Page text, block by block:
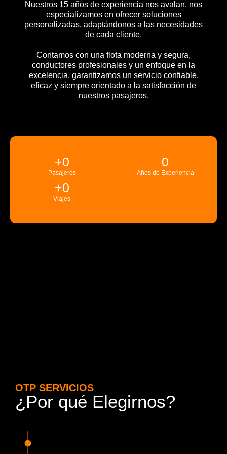
Nuestros 15 años de experiencia nos avalan, nos
especializamos en ofrecer soluciones
personalizadas, adaptándonos a las necesidades
de cada cliente.
Contamos con una flota moderna y segura,
conductores profesionales y un enfoque en la
excelencia, garantizamos un servicio confiable,
eficaz y siempre orientado a la satisfacción de
nuestros pasajeros.
Pasajeros
+0
Años de Experiencia
0
Viajes
+0
OTP SERVICIOS
¿Por qué Elegirnos?